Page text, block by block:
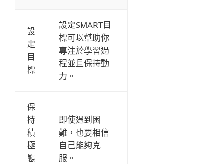
設
定
目
標
設定SMART目
標可以幫助你
專注於學習過
程並且保持動
力。
保
持
積
極
態
即使遇到困
難，也要相信
自己能夠克
服。